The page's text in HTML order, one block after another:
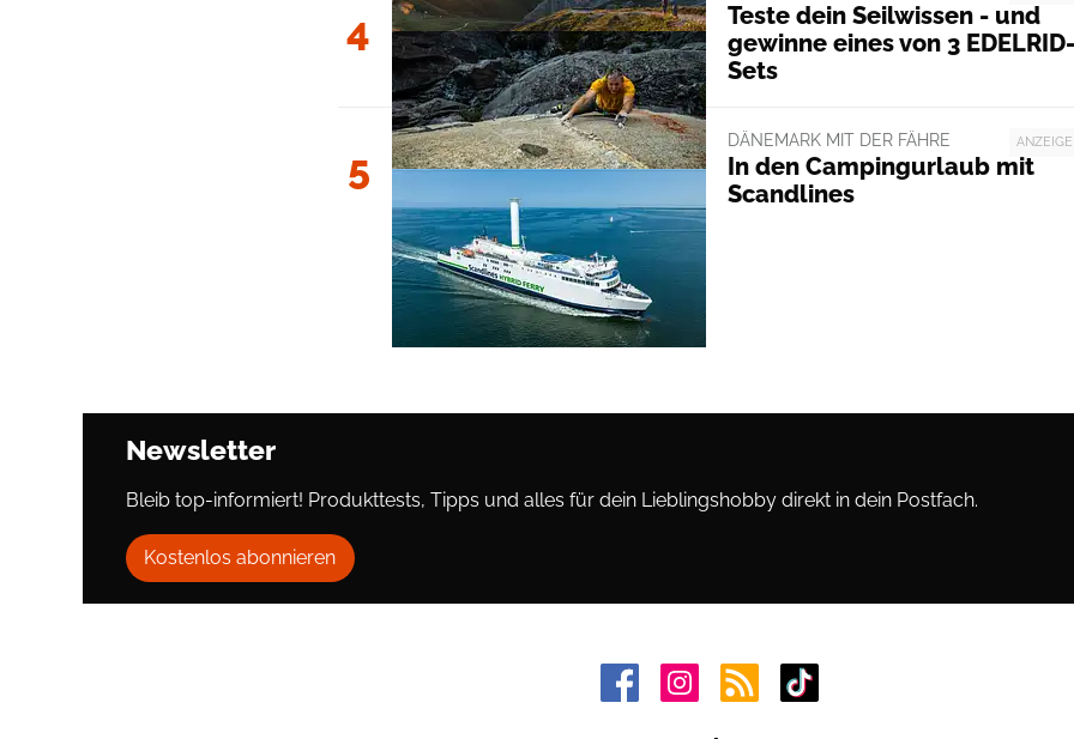
4
Teste dein Seilwissen - und
gewinne eines von 3 EDELRID-
Sets
5
ANZEIGE
DÄNEMARK MIT DER FÄHRE
In den Campingurlaub mit
Scandlines
Newsletter
Bleib top-informiert! Produkttests, Tipps und alles für dein Lieblingshobby direkt in dein Postfach.
Kostenlos abonnieren